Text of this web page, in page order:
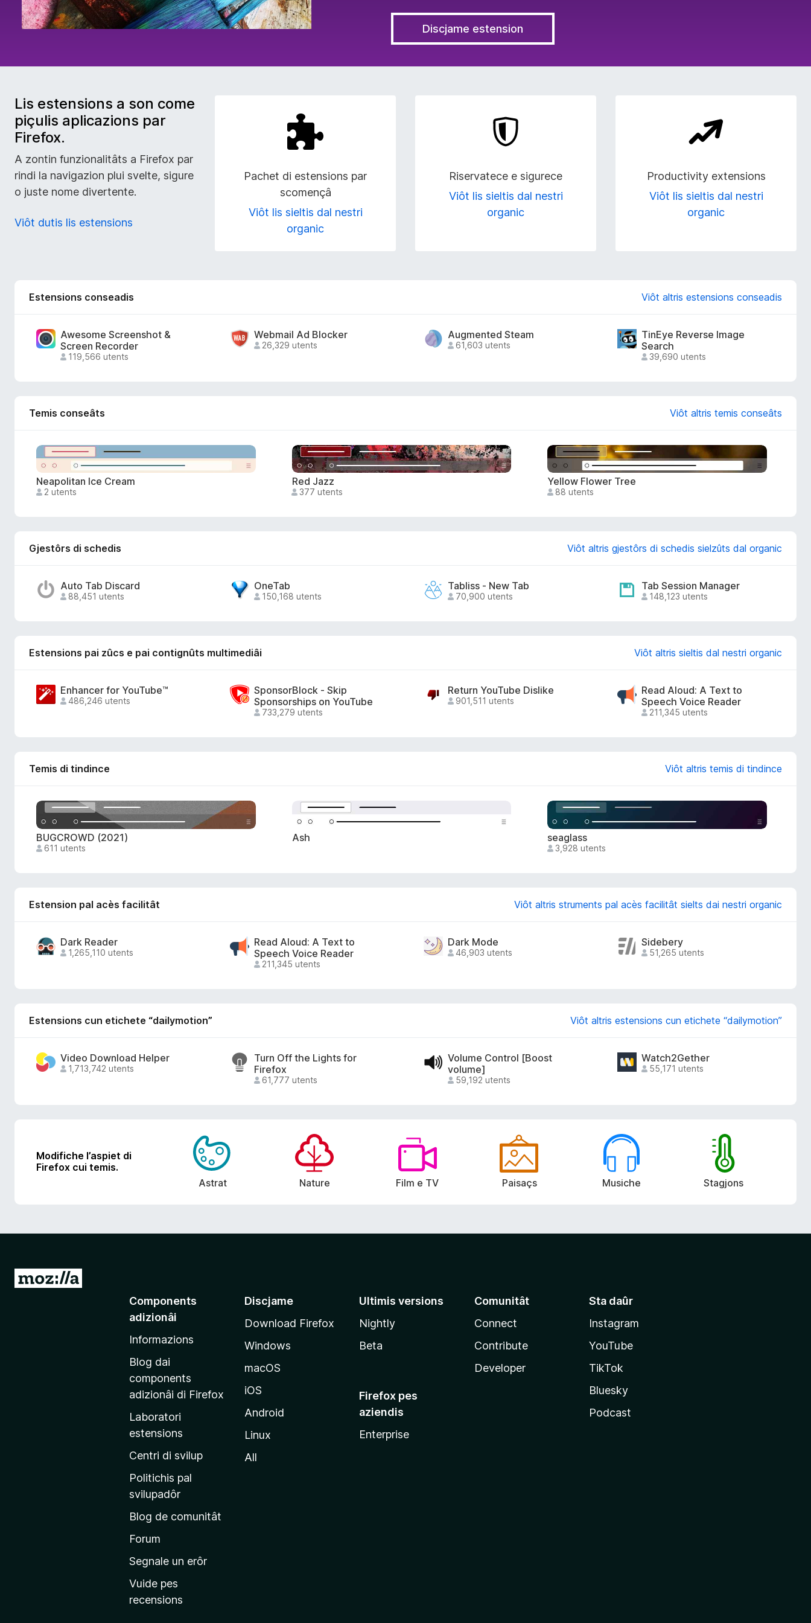
s
a
d
i
z
i
o
n
Discjame estension
Lis estensions a son come
piçulis aplicazions par
Firefox.
A zontin funzionalitâts a Firefox par
rindi la navigazion plui svelte, sigure
o juste nome divertente.
Viôt dutis lis estensions
Pachet di estensions par
scomençâ
Viôt lis sieltis dal nestri
organic
Riservatece e sigurece
Viôt lis sieltis dal nestri
organic
Productivity extensions
Viôt lis sieltis dal nestri
organic
Estensions conseadis Viôt altris estensions conseadis
Awesome Screenshot &
Screen Recorder
119,566 utents
Webmail Ad Blocker
26,329 utents
Augmented Steam
61,603 utents
TinEye Reverse Image
Search
39,690 utents
Temis conseâts Viôt altris temis conseâts
Neapolitan Ice Cream
2 utents
Red Jazz
377 utents
Yellow Flower Tree
88 utents
Gjestôrs di schedis Viôt altris gjestôrs di schedis sielzûts dal organic
Auto Tab Discard
88,451 utents
OneTab
150,168 utents
Tabliss - New Tab
70,900 utents
Tab Session Manager
148,123 utents
Estensions pai zûcs e pai contignûts multimediâi Viôt altris sieltis dal nestri organic
Enhancer for YouTube™
486,246 utents
SponsorBlock - Skip
Sponsorships on YouTube
733,279 utents
Return YouTube Dislike
901,511 utents
Read Aloud: A Text to
Speech Voice Reader
211,345 utents
Temis di tindince Viôt altris temis di tindince
BUGCROWD (2021)
611 utents
Ash seaglass
3,928 utents
Estension pal acès facilitât Viôt altris struments pal acès facilitât sielts dai nestri organic
Dark Reader
1,265,110 utents
Read Aloud: A Text to
Speech Voice Reader
211,345 utents
Dark Mode
46,903 utents
Sidebery
51,265 utents
Estensions cun etichete “dailymotion” Viôt altris estensions cun etichete “dailymotion”
Video Download Helper
1,713,742 utents
Turn Off the Lights for
Firefox
61,777 utents
Volume Control [Boost
volume]
59,192 utents
Watch2Gether
55,171 utents
Modifiche l’aspiet di
Firefox cui temis.
Astrat
Nature Film e TV Paisaçs Musiche Stagjons
V
Components
adizionâi
Informazions
Blog dai
components
adizionâi di Firefox
Laboratori
estensions
Centri di svilup
Politichis pal
svilupadôr
Blog de comunitât
Forum
Segnale un erôr
Vuide pes
recensions
Discjame
Download Firefox
Windows
macOS
iOS
Android
Linux
All
Ultimis versions
Nightly
Beta
Firefox pes
aziendis
Enterprise
Comunitât
Connect
Contribute
Developer
Sta daûr
Instagram
YouTube
TikTok
Bluesky
Podcast